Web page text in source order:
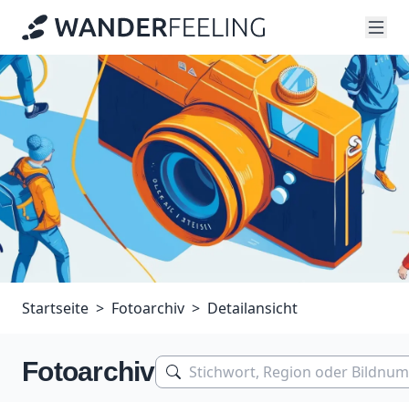
Startseite Fotoarchiv Detailansicht
Fotoarchiv